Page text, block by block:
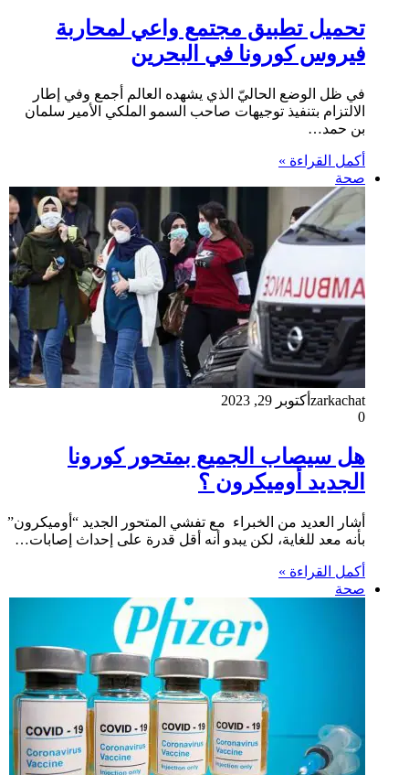
تحميل تطبيق مجتمع واعي لمحاربة
فيروس كورونا في البحرين
في ظل الوضع الحاليّ الذي يشهده العالم أجمع وفي إطار
الالتزام بتنفيذ توجيهات صاحب السمو الملكي الأمير سلمان
بن حمد…
أكمل القراءة »
صحة
zarkachat أكتوبر 29, 2023
0
هل سيصاب الجميع بمتحور كورونا
الجديد أوميكرون ؟
أشار العديد من الخبراء مع تفشي المتحور الجديد “أوميكرون”
بأنه معد للغاية، لكن يبدو أنه أقل قدرة على إحداث إصابات…
أكمل القراءة »
صحة